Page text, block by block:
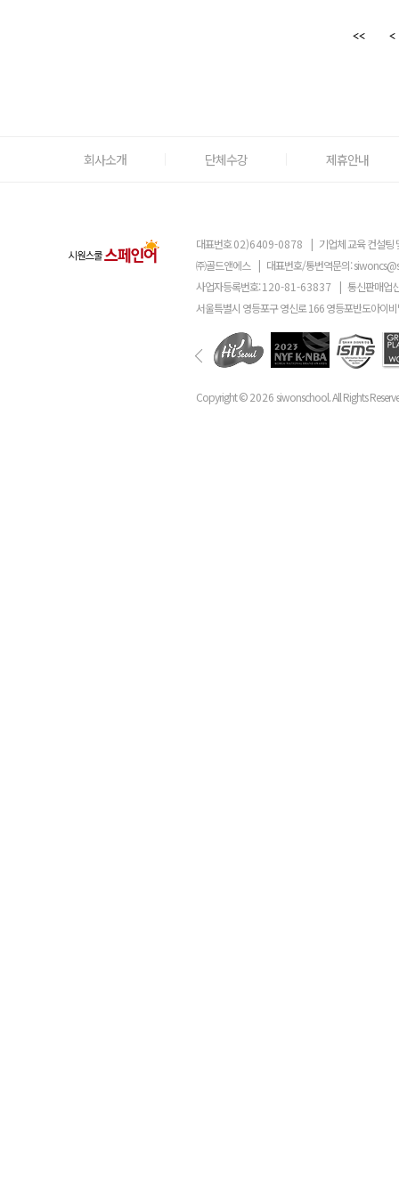
회사소개 단체수강 제휴안내
대표번호02)6409-0878 | 기업체 교육 컨설팅
㈜골드앤에스 | 대표번호/통번역문의:
사업자등록번호:120-81-63837 | 통신판매업
서울특별시 영등포구 영신로 166 영등포반도아이
Copyright ©2026 siwonschool. All Rights